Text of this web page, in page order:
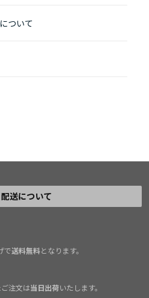
ついて
送について
で送料無料となります。
注文は当日出荷いたします。